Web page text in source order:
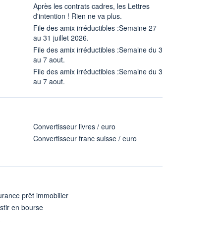
Après les contrats cadres, les Lettres
d'intention ! Rien ne va plus.
File des amix irréductibles :Semaine 27
au 31 juillet 2026.
File des amix irréductibles :Semaine du 3
au 7 aout.
File des amix irréductibles :Semaine du 3
au 7 aout.
Convertisseur livres / euro
Convertisseur franc suisse / euro
prêt immobilier
en bourse